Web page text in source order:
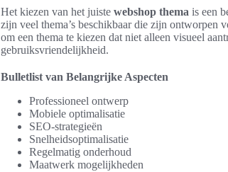
Het kiezen van het juiste webshop thema is een
zijn veel thema’s beschikbaar die zijn ontworpen
om een thema te kiezen dat niet alleen visueel
gebruiksvriendelijkheid.
Bulletlist van Belangrijke Aspecten
Professioneel ontwerp
Mobiele optimalisatie
SEO-strategieën
Snelheidsoptimalisatie
Regelmatig onderhoud
Maatwerk mogelijkheden